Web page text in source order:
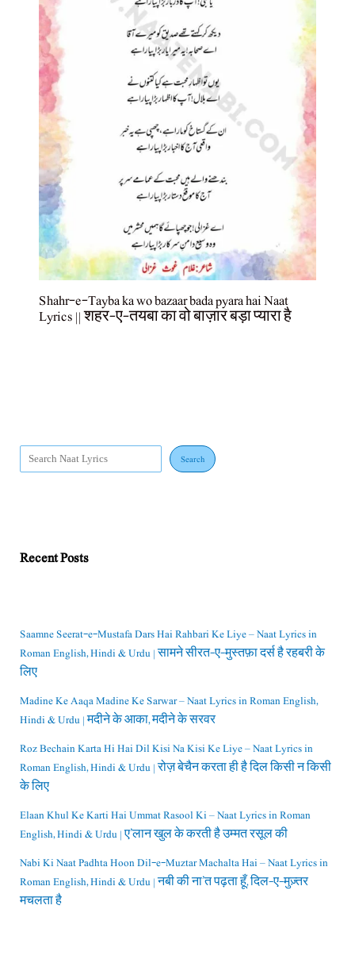
Shahr-e-Tayba ka wo bazaar bada pyara hai Naat
Lyrics || शहर-ए-तयबा का वो बाज़ार बड़ा प्यारा है
Search
Recent Posts
Saamne Seerat-e-Mustafa Dars Hai Rahbari Ke Liye – Naat Lyrics in
Roman English, Hindi & Urdu | सामने सीरत-ए-मुस्तफ़ा दर्स है रहबरी के
लिए
Madine Ke Aaqa Madine Ke Sarwar – Naat Lyrics in Roman English,
Hindi & Urdu | मदीने के आका, मदीने के सरवर
Roz Bechain Karta Hi Hai Dil Kisi Na Kisi Ke Liye – Naat Lyrics in
Roman English, Hindi & Urdu | रोज़ बेचैन करता ही है दिल किसी न किसी
के लिए
Elaan Khul Ke Karti Hai Ummat Rasool Ki – Naat Lyrics in Roman
English, Hindi & Urdu | ए’लान खुल के करती है उम्मत रसूल की
Nabi Ki Naat Padhta Hoon Dil-e-Muztar Machalta Hai – Naat Lyrics in
Roman English, Hindi & Urdu | नबी की ना’त पढ़ता हूँ, दिल-ए-मुज़्तर
मचलता है